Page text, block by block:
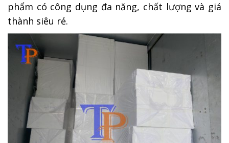
phẩm có công dụng đa năng, chất lượng và giá
thành siêu rẻ.